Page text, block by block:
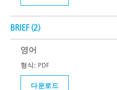
BRIEF (2)
영어
형식: PDF
다운로드